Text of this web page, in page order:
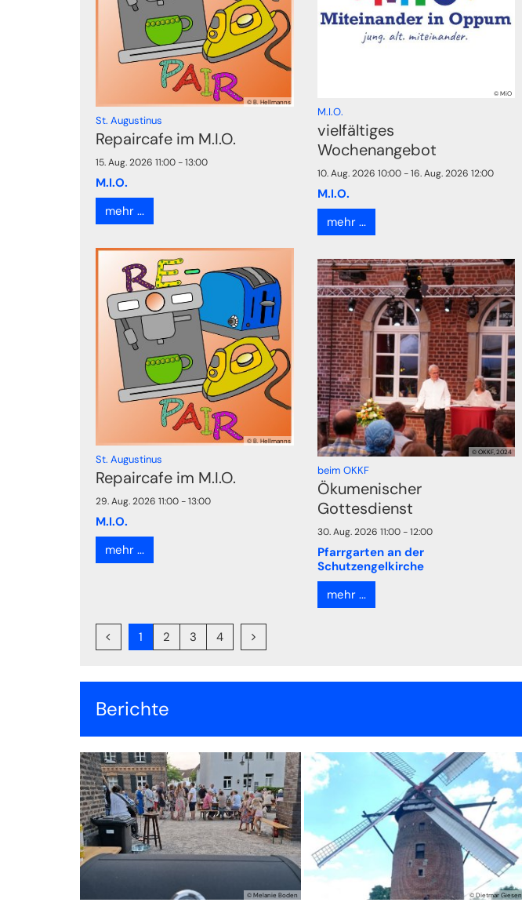
© MiO
M.I.O.:
vielfältiges
Wochenangebot
10. Aug. 2026 10:00 - 16. Aug. 2026 12:00
M.I.O.
mehr ...
© B. Hellmanns
St. Augustinus
Repaircafe im M.I.O.
15. Aug. 2026 11:00 - 13:00
M.I.O.
mehr ...
© B. Hellmanns
St. Augustinus
Repaircafe im M.I.O.
29. Aug. 2026 11:00 - 13:00
M.I.O.
mehr ...
© OKKF, 2024
beim OKKF:
Ökumenischer
Gottesdienst
30. Aug. 2026 11:00 - 12:00
Pfarrgarten an der
Schutzengelkirche
mehr ...
Vorherige Seite
1 2 3 4 Nächste Seite
Berichte
© Melanie Boden © Dietmar Giesen